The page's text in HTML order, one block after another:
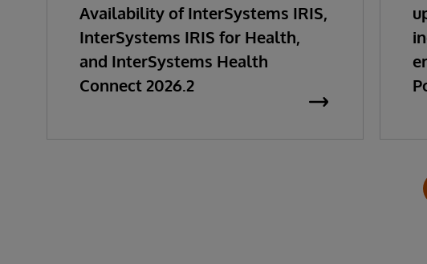
Availability of InterSystems IRIS,
InterSystems IRIS for Health,
and InterSystems Health
Connect 2026.2